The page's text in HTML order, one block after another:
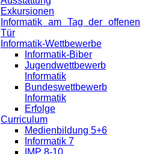
Exkursionen
Informatik am Tag der offenen
Tür
Informatik-Wettbewerbe
Informatik-Biber
Jugendwettbewerb
Informatik
Bundeswettbewerb
Informatik
Erfolge
Curriculum
Medienbildung 5+6
Informatik 7
IMP 8-10